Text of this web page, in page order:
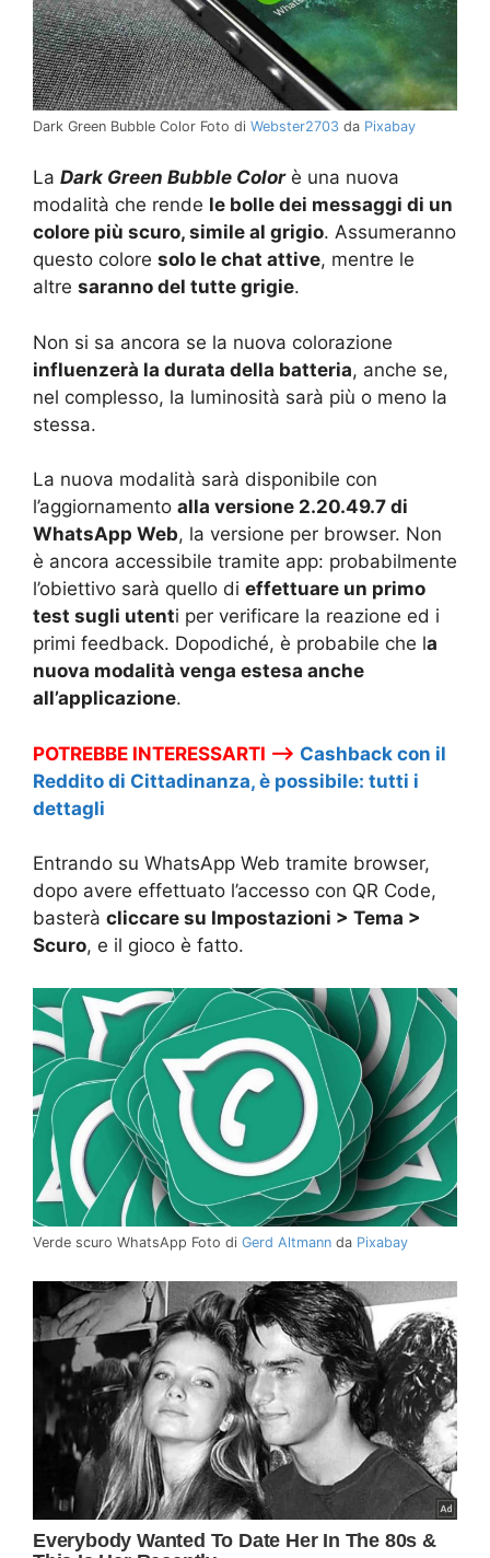
Dark Green Bubble Color Foto di Webster2703 da Pixabay
La Dark Green Bubble Colorè una nuova
modalità che rende le bolle dei messaggi di un
colore più scuro, simile al grigio. Assumeranno
questo colore solo le chat attive, mentre le
altre saranno del tutte grigie.
Non si sa ancora se la nuova colorazione
influenzerà la durata della batteria, anche se,
nel complesso, la luminosità sarà più o meno la
stessa.
La nuova modalità sarà disponibile con
l’aggiornamento alla versione 2.20.49.7 di
WhatsApp Web, la versione per browser. Non
è ancora accessibile tramite app: probabilmente
l’obiettivo sarà quello di effettuare un primo
test sugli utenti per verificare la reazione ed i
primi feedback. Dopodiché, è probabile che la
nuova modalità venga estesa anche
all’applicazione.
POTREBBE INTERESSARTI –> Cashback con il
Reddito di Cittadinanza, è possibile: tutti i
dettagli
Entrando su WhatsApp Web tramite browser,
dopo avere effettuato l’accesso con QR Code,
basterà cliccare su Impostazioni > Tema >
Scuro, e il gioco è fatto.
Verde scuro WhatsApp Foto di Gerd Altmann da Pixabay